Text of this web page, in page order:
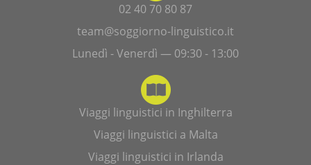
02 40 70 80 87
team@soggiorno-linguistico.it
Lunedì - Venerdì — 09:30 - 13:00
Viaggi linguistici in Inghilterra
Viaggi linguistici a Malta
Viaggi linguistici in Irlanda